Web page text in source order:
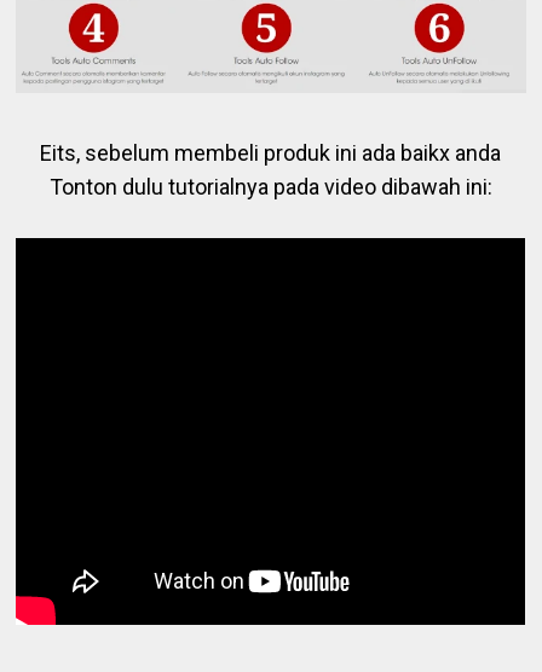
Eits, sebelum membeli produk ini ada baikx anda
Tonton dulu tutorialnya pada video dibawah ini: